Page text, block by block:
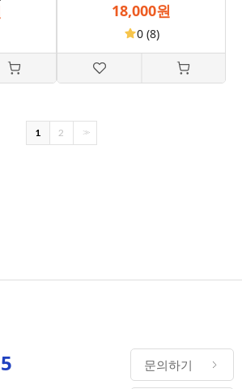
18,000원
0 (8)
1 2 >>
문의하기